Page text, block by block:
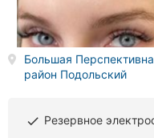
Большая
район Подольский
done Резервное